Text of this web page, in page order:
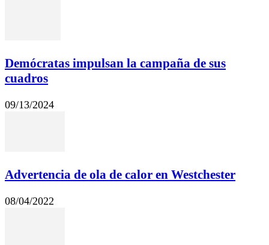
Demócratas impulsan la campaña de sus
cuadros
09/13/2024
Advertencia de ola de calor en Westchester
08/04/2022